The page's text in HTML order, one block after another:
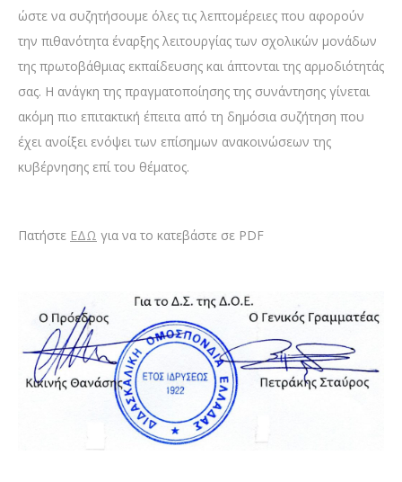
ώστε να συζητήσουμε όλες τις λεπτομέρειες που αφορούν
την πιθανότητα έναρξης λειτουργίας των σχολικών μονάδων
της πρωτοβάθμιας εκπαίδευσης και άπτονται της αρμοδιότητάς
σας. Η ανάγκη της πραγματοποίησης της συνάντησης γίνεται
ακόμη πιο επιτακτική έπειτα από τη δημόσια συζήτηση που
έχει ανοίξει ενόψει των επίσημων ανακοινώσεων της
κυβέρνησης επί του θέματος.
Πατήστε ΕΔΩ για να το κατεβάστε σε PDF